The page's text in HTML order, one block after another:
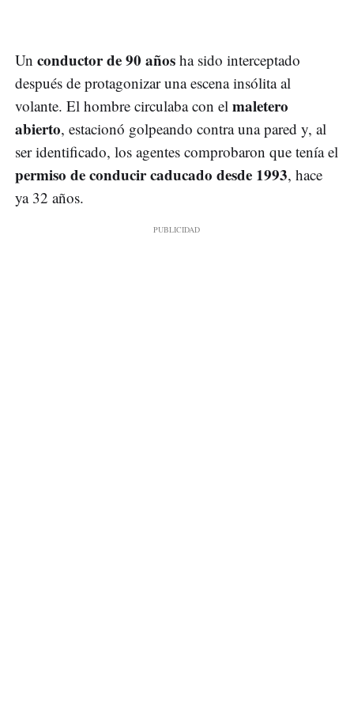
Un conductor de 90 años ha sido interceptado
después de protagonizar una escena insólita al
volante. El hombre circulaba con el maletero
abierto, estacionó golpeando contra una pared y, al
ser identificado, los agentes comprobaron que tenía el
permiso de conducir caducado desde 1993, hace
ya 32 años.